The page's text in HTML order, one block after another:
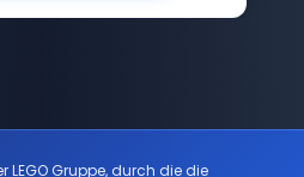
LEGO Gruppe, durch die die